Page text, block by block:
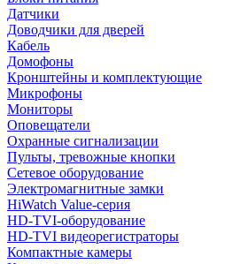
Датчики
Доводчики для дверей
Кабель
Домофоны
Кронштейны и комплектующие
Микрофоны
Мониторы
Оповещатели
Охранные сигнализации
Пульты, тревожные кнопки
Сетевое оборудование
Электромагнитные замки
HiWatch Value-серия
HD-TVI-оборудование
HD-TVI видеорегистраторы
Компактные камеры